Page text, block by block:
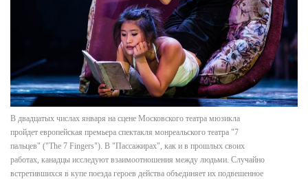
В двадцатых числах января на сцене Московского театра мюзикла
пройдет европейская премьера спектакля монреальского театра "7
пальцев" ("The 7 Fingers"). В "Пассажирах", как и в прошлых своих
работах, канадцы исследуют взаимоотношения между людьми. Случайно
встретившихся в купе поезда героев действа объединяет их подвешенное